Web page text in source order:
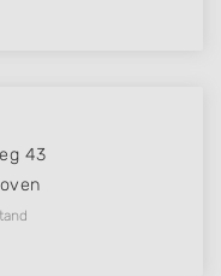
43